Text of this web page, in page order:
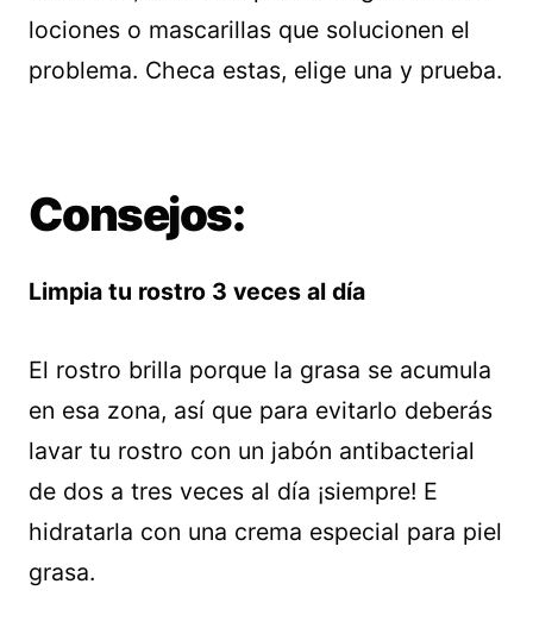
lociones o mascarillas que solucionen el
problema. Checa estas, elige una y prueba.
Consejos:
Limpia tu rostro 3 veces al día
El rostro brilla porque la grasa se acumula
en esa zona, así que para evitarlo deberás
lavar tu rostro con un jabón antibacterial
de dos a tres veces al día ¡siempre! E
hidratarla con una crema especial para piel
grasa.